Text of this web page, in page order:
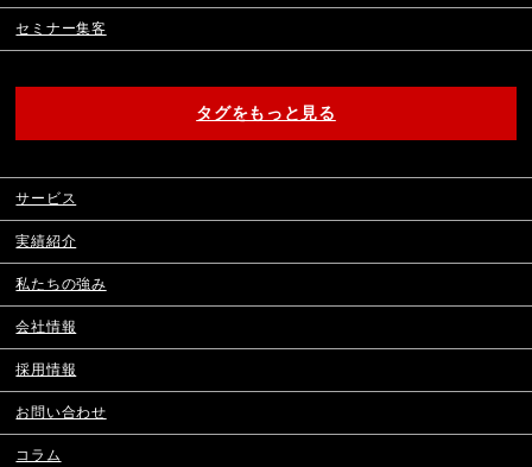
セミナー集客
タグをもっと見る
サービス
実績紹介
私たちの強み
会社情報
採用情報
お問い合わせ
コラム